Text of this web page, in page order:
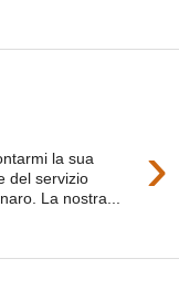
›
la sua
del servizio
La nostra...